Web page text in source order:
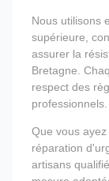
Nous utilisons
supérieure,
assurer la
Bretagne.
respect des
professionnels.
Que vous
réparation
artisans